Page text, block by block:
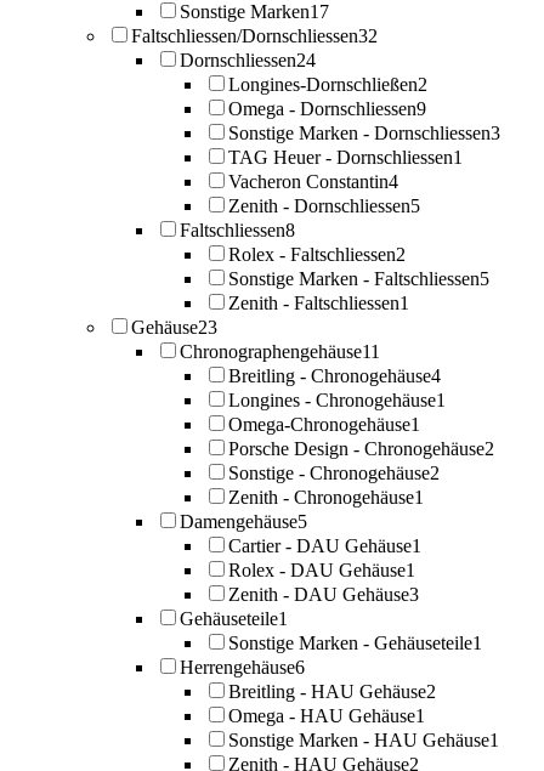
Sonstige Marken17
Faltschliessen/Dornschliessen32
Dornschliessen24
Longines-Dornschließen2
Omega - Dornschliessen9
Sonstige Marken - Dornschliessen3
TAG Heuer - Dornschliessen1
Vacheron Constantin4
Zenith - Dornschliessen5
Faltschliessen8
Rolex - Faltschliessen2
Sonstige Marken - Faltschliessen5
Zenith - Faltschliessen1
Gehäuse23
Chronographengehäuse11
Breitling - Chronogehäuse4
Longines - Chronogehäuse1
Omega-Chronogehäuse1
Porsche Design - Chronogehäuse2
Sonstige - Chronogehäuse2
Zenith - Chronogehäuse1
Damengehäuse5
Cartier - DAU Gehäuse1
Rolex - DAU Gehäuse1
Zenith - DAU Gehäuse3
Gehäuseteile1
Sonstige Marken - Gehäuseteile1
Herrengehäuse6
Breitling - HAU Gehäuse2
Omega - HAU Gehäuse1
Sonstige Marken - HAU Gehäuse1
Zenith - HAU Gehäuse2